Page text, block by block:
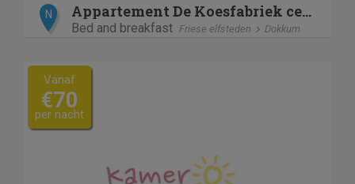
N Appartement De Koesfabriek centrum Dokkum
Bed and breakfast Friese elfsteden Dokkum
Vanaf
€70
per nacht